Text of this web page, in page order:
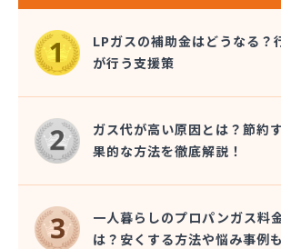
株式会社市川燃料店
株式会社滋田燃料
株式会社式会社大勝
株式会社樹木屋
株式会社秋元商店
株式会社小泉太郎商店
株式会社昭光
株式会社松陰会舘
株式会社森山
株式会社星医療酸器
株式会社青路商会
LPガスの補助金はどうなる？
が行う支援策
ガス代が高い原因とは？節約
果的な方法を徹底解説！
一人暮らしのプロパンガス料
は？安くする方法や悩み事例も